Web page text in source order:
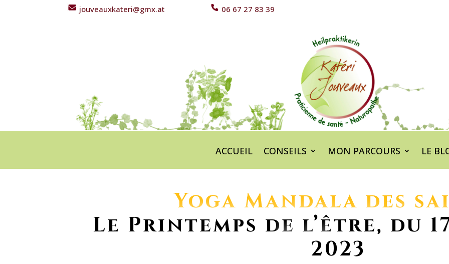
jouveauxkateri@gmx.at 06 67 27 83 39
ACCUEIL CONSEILS MON PARCOURS LE
Yoga Mandala des
Le Printemps de l’être, du
2023